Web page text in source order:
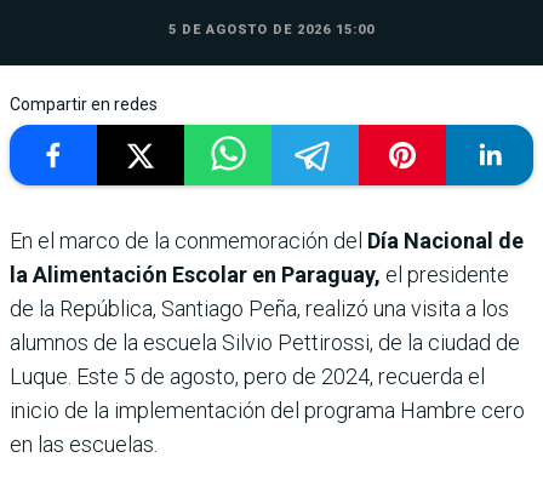
5 DE AGOSTO DE 2026 15:00
Compartir en redes
En el marco de la conmemoración del Día Nacional de
la Alimentación Escolar en Paraguay, el presidente
de la República, Santiago Peña, realizó una visita a los
alumnos de la escuela Silvio Pettirossi, de la ciudad de
Luque. Este 5 de agosto, pero de 2024, recuerda el
inicio de la implementación del programa Hambre cero
en las escuelas.